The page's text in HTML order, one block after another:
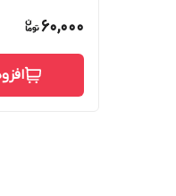
60,000